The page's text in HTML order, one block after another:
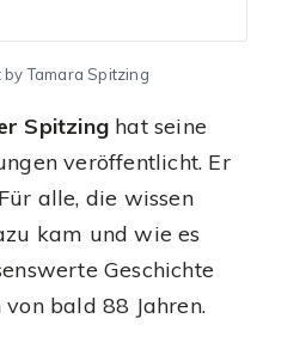
Tamara Spitzing
Spitzing hat seine
veröffentlicht. Er
alle, die wissen
kam und wie es
Geschichte
bald 88 Jahren.